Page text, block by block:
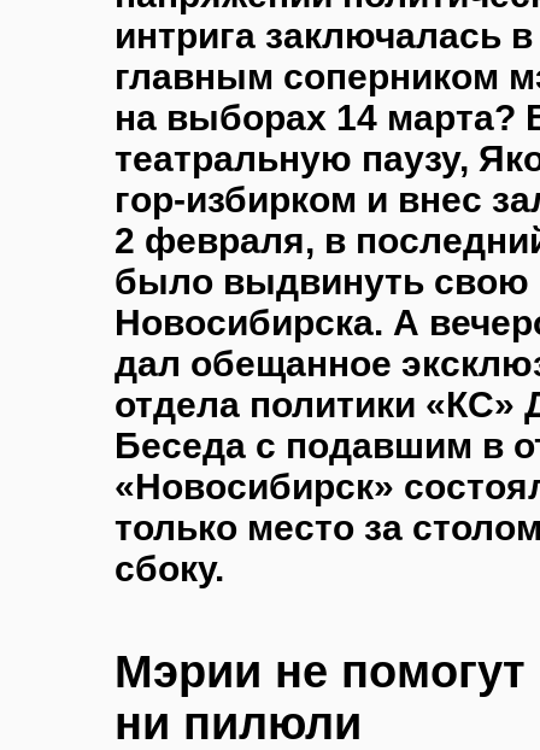
интрига заключалась
главным соперником
на выборах 14 марта?
театральную паузу,
гор-избирком и внес
2 февраля, в
было выдвинуть свою
Новосибирска. А
дал обещанное
отдела политики «КС»
Беседа с подавшим в
«Новосибирск»
только место за
сбоку.
Мэрии не помогут
ни пилюли